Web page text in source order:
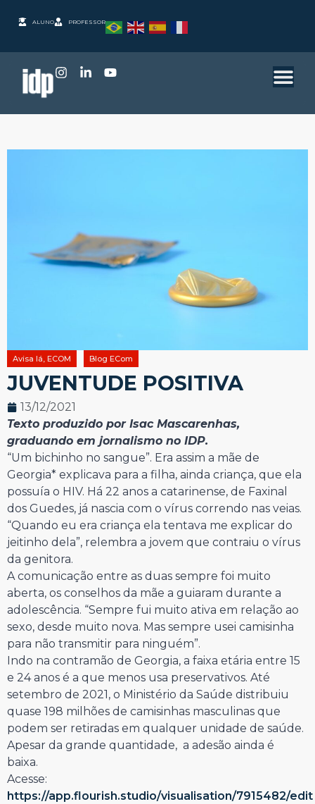
ALUNO PROFESSOR
Avisa lá, ECOM Blog ECom
JUVENTUDE POSITIVA
13/12/2021
Texto produzido por Isac Mascarenhas,
graduando em jornalismo no IDP.
“Um bichinho no sangue”. Era assim a mãe de
Georgia* explicava para a filha, ainda criança, que ela
possuía o HIV. Há 22 anos a catarinense, de Faxinal
dos Guedes, já nascia com o vírus correndo nas veias.
“Quando eu era criança ela tentava me explicar do
jeitinho dela”, relembra a jovem que contraiu o vírus
da genitora.
A comunicação entre as duas sempre foi muito
aberta, os conselhos da mãe a guiaram durante a
adolescência. “Sempre fui muito ativa em relação ao
sexo, desde muito nova. Mas sempre usei camisinha
para não transmitir para ninguém”.
Indo na contramão de Georgia, a faixa etária entre 15
e 24 anos é a que menos usa preservativos. Até
setembro de 2021, o Ministério da Saúde distribuiu
quase 198 milhões de camisinhas masculinas que
podem ser retiradas em qualquer unidade de saúde.
Apesar da grande quantidade, a adesão ainda é
baixa.
Acesse:
https://app.flourish.studio/visualisation/7915482/edit